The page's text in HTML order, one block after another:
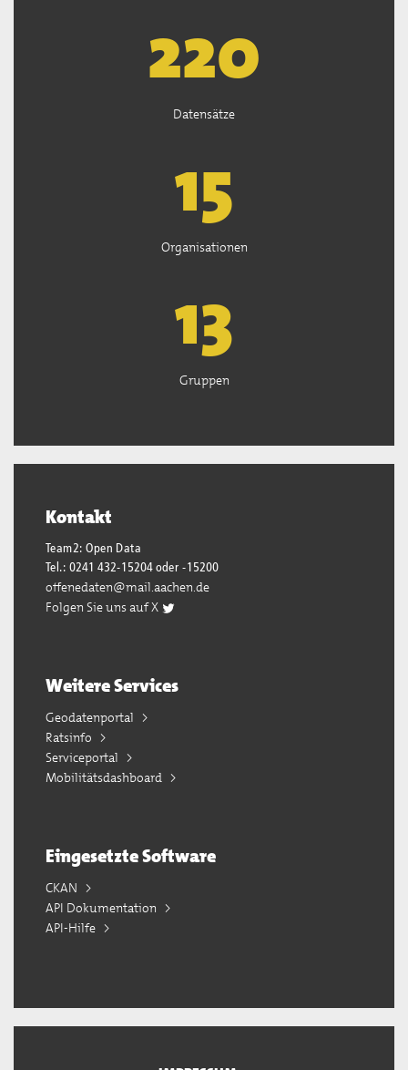
222
Datensätze
15
Organisationen
13
Gruppen
Kontakt
Team2: Open Data
Tel.: 0241 432-15204 oder -15200
offenedaten@mail.aachen.de
Folgen Sie uns auf X
Weitere Services
Geodatenportal
Ratsinfo
Serviceportal
Mobilitätsdashboard
Eingesetzte Software
CKAN
API Dokumentation
API-Hilfe